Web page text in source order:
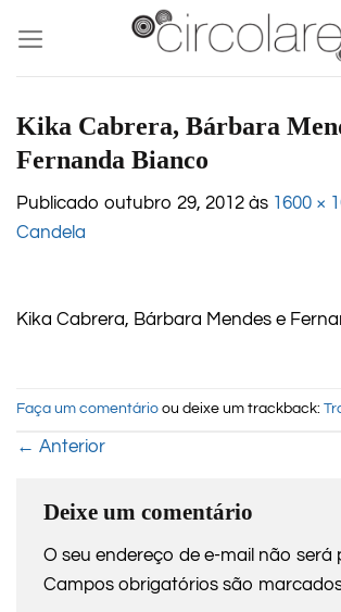
content
Kika Cabrera, Bárbara
Fernanda Bianco
Publicado outubro 29, 2012 às 1600 ×
Candela
Kika Cabrera, Bárbara Mendes e
Faça um comentário ou deixe um trackback:
← Anterior
Deixe um comentário
O seu endereço de e-mail não será
Campos obrigatórios são